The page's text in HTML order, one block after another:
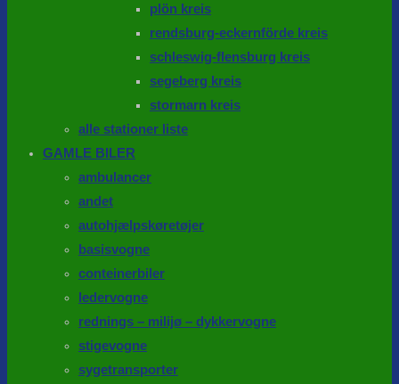
plön kreis
rendsburg-eckernförde kreis
schleswig-flensburg kreis
segeberg kreis
stormarn kreis
alle stationer liste
GAMLE BILER
ambulancer
andet
autohjælpskøretøjer
basisvogne
conteinerbiler
ledervogne
rednings – milijø – dykkervogne
stigevogne
sygetransporter